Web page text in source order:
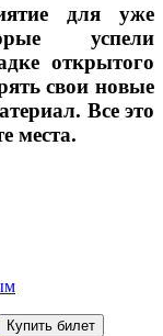
для уже
успели
открытого
свои новые
Все это
места.